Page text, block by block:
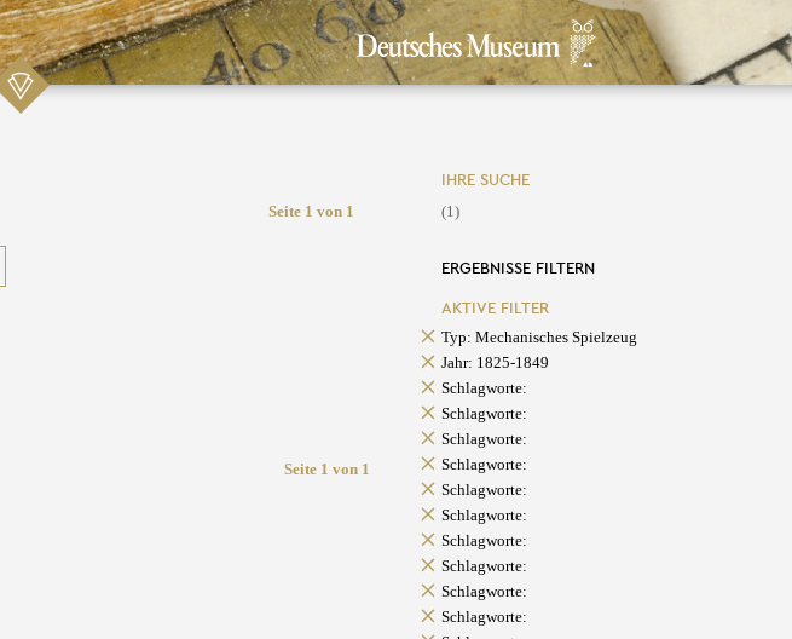
Seite 1 von 1
Seite 1 von 1
IHRE SUCHE
(1)
ERGEBNISSE FILTERN
AKTIVE FILTER
Typ: Mechanisches Spielzeug
Jahr: 1825-1849
Schlagworte:
Schlagworte:
Schlagworte:
Schlagworte:
Schlagworte:
Schlagworte:
Schlagworte:
Schlagworte:
Schlagworte:
Schlagworte: